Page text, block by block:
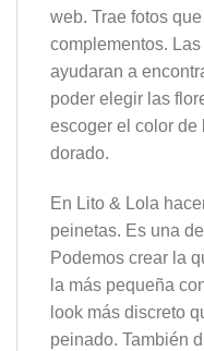
web. Trae fotos
complementos.
ayudaran a
poder elegir las
escoger el color de
dorado.
En Lito & Lola
peinetas. Es una
Podemos crear la
la más pequeña
look más discreto
peinado. También